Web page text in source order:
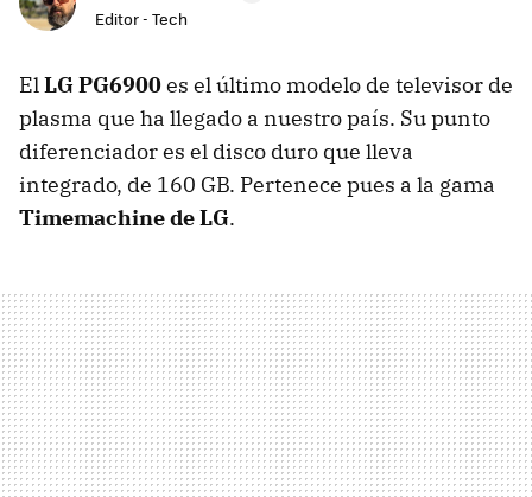
Editor - Tech
El LG PG6900es el último modelo de televisor de
plasma que ha llegado a nuestro país. Su punto
diferenciador es el disco duro que lleva
integrado, de 160 GB. Pertenece pues a la gama
Timemachine de LG.